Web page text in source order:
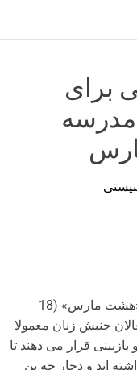
برای
مدرسه
5 اسفند 1386: در آستانه روز جهانی زن، «هشت مارس» (18
فعالان جنبش زنان معمولا
قرار می دهند تا
اند و دچار چه بن